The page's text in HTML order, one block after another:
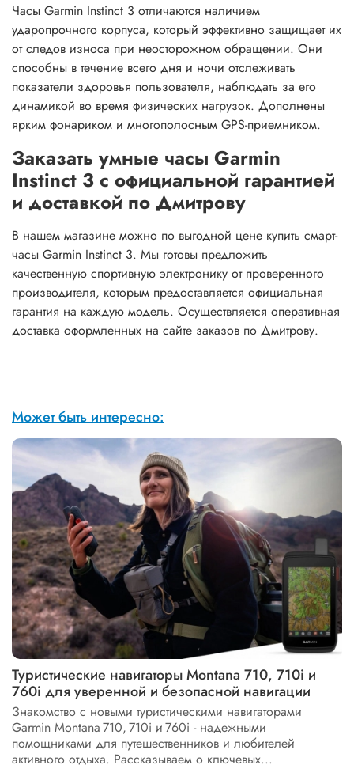
Часы Garmin Instinct 3 отличаются наличием
ударопрочного корпуса, который эффективно защищает их
от следов износа при неосторожном обращении. Они
способны в течение всего дня и ночи отслеживать
показатели здоровья пользователя, наблюдать за его
динамикой во время физических нагрузок. Дополнены
ярким фонариком и многополосным GPS-приемником.
Заказать умные часы Garmin
Instinct 3 с официальной гарантией
и доставкой по Дмитрову
В нашем магазине можно по выгодной цене купить смарт-
часы Garmin Instinct 3. Мы готовы предложить
качественную спортивную электронику от проверенного
производителя, которым предоставляется официальная
гарантия на каждую модель. Осуществляется оперативная
доставка оформленных на сайте заказов по Дмитрову.
Может быть интересно:
Туристические навигаторы Montana 710, 710i и
760i для уверенной и безопасной навигации
Знакомство с новыми туристическими навигаторами
Garmin Montana 710, 710i и 760i - надежными
помощниками для путешественников и любителей
активного отдыха. Рассказываем о ключевых...